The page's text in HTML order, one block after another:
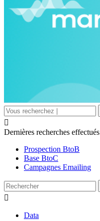

Dernières recherches effectués
Prospection BtoB
Base BtoC
Campagnes Emailing

Data